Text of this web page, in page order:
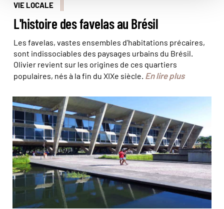
VIE LOCALE
L'histoire des favelas au Brésil
Les favelas, vastes ensembles d'habitations précaires,
sont indissociables des paysages urbains du Brésil.
Olivier revient sur les origines de ces quartiers
populaires, nés à la fin du XIXe siècle. En lire plus
L’architecture moderne du MAM © Olivier Bodart
(@beatit!)